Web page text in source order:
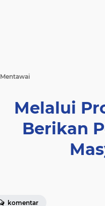
Mentawai
Melalui
Berikan
komentar